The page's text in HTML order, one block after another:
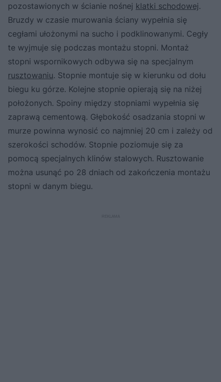
pozostawionych w ścianie nośnej klatki schodowej.
Bruzdy w czasie murowania ściany wypełnia się
cegłami ułożonymi na sucho i podklinowanymi. Cegły
te wyjmuje się podczas montażu stopni. Montaż
stopni wspornikowych odbywa się na specjalnym
rusztowaniu. Stopnie montuje się w kierunku od dołu
biegu ku górze. Kolejne stopnie opierają się na niżej
położonych. Spoiny między stopniami wypełnia się
zaprawą cementową. Głębokość osadzania stopni w
murze powinna wynosić co najmniej 20 cm i zależy od
szerokości schodów. Stopnie poziomuje się za
pomocą specjalnych klinów stalowych. Rusztowanie
można usunąć po 28 dniach od zakończenia montażu
stopni w danym biegu.